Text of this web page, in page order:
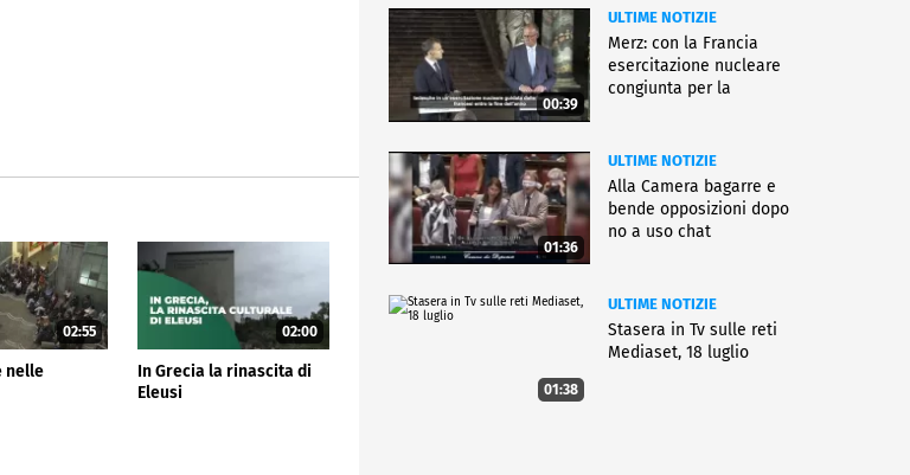
02:55
nelle
02:00
In Grecia la rinascita di
Eleusi
00:39
ULTIME NOTIZIE
Merz: con la Francia
esercitazione nucleare
congiunta per la
01:36
ULTIME NOTIZIE
Alla Camera bagarre e
bende opposizioni dopo
no a uso chat
01:38
ULTIME NOTIZIE
Stasera in Tv sulle reti
Mediaset, 18 luglio